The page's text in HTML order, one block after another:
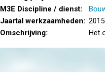
M3E Discipline / dienst:
Jaartal werkzaamheden: 2015
Omschrijving:
Het